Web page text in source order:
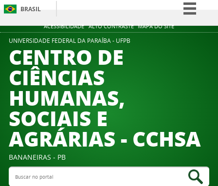
ACESSIBILIDADE ALTO CONTRASTE MAPA DO SITE
BRASIL
Simplifique!
UNIVERSIDADE FEDERAL DA PARAÍBA - UFPB
CENTRO DE
CIÊNCIAS
HUMANAS,
SOCIAIS E
AGRÁRIAS - CCHSA
BANANEIRAS - PB
Buscar no portal